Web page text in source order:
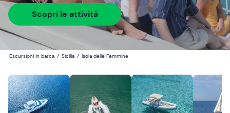
Scopri le attività
Escursioni in barca / Sicilia / Isola delle Femmine